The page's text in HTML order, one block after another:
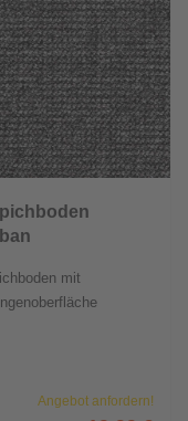
mit
Angebot anfordern!